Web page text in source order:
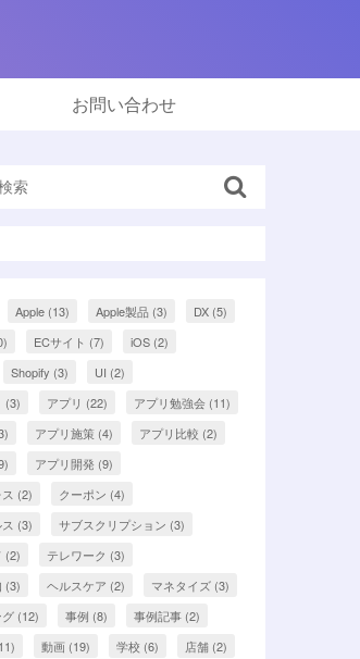
お問い合わせ
Apple(13) Apple製品(3) DX(5)
ECサイト (7) iOS(2)
Shopify (3) UI (2)
(3) アプリ (22) アプリ勉強会(11)
アプリ施策(4) アプリ比較 (2)
アプリ開発(9)
(2) クーポン (4)
(3) サブスクリプション (3)
(2) テレワーク (3)
(3) ヘルスケア (2) マネタイズ(3)
(12) 事例 (8) 事例記事(2)
動画(19) 学校(6) 店舗(2)